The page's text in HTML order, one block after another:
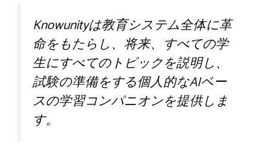
Knowunityは教育システム全体に革
命をもたらし、将来、すべての学
生にすべてのトピックを説明し、
試験の準備をする個人的なAIベー
スの学習コンパニオンを提供しま
す。